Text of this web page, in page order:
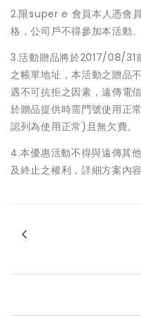
2.限super e 會員本人憑會
格，公司戶不得參加本活動。
3.活動贈品將於2017/08/31
之帳單地址，本活動之贈品
遇不可抗拒之因素，遠傳電
於贈品提供時需門號使用
認列為使用正常)且無欠費。
4.本優惠活動不得與遠傳其
及終止之權利，詳細方案內